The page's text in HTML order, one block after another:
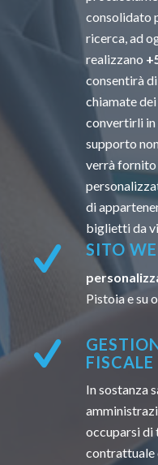
consolidato
ricerca, ad
realizzano
consentirà
chiamate
convertirli in
supporto
verrà
di
biglietti da
SITO
Pistoia e su
In sostanza
occuparsi di
contrattuale